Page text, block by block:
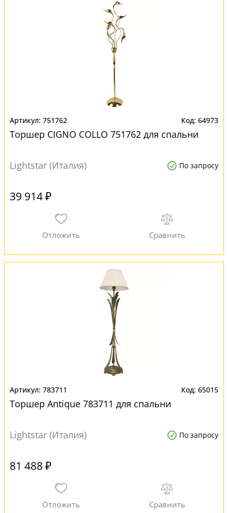
751762 64973
Торшер CIGNO COLLO 751762 для спальни
Lightstar (Италия) По запросу
39 914 ₽
783711 65015
Торшер Antique 783711 для спальни
Lightstar (Италия) По запросу
81 488 ₽